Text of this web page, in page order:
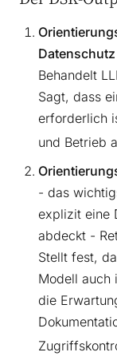
Behandelt
Sagt, dass
erforderlich
und Betrieb
- das
explizit eine
abdeckt -
Stellt fest,
Modell auch
die